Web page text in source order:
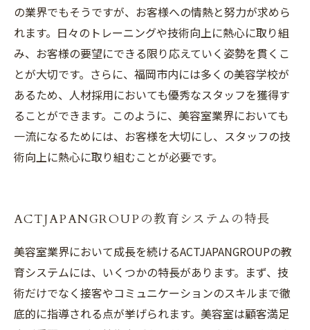
の業界でもそうですが、お客様への情熱と努力が求めら
れます。日々のトレーニングや技術向上に熱心に取り組
み、お客様の要望にできる限り応えていく姿勢を貫くこ
とが大切です。さらに、福岡市内には多くの美容学校が
あるため、人材採用においても優秀なスタッフを獲得す
ることができます。このように、美容室業界においても
一流になるためには、お客様を大切にし、スタッフの技
術向上に熱心に取り組むことが必要です。
ACTJAPANGROUPの教育システムの特長
美容室業界において成長を続けるACTJAPANGROUPの教
育システムには、いくつかの特長があります。まず、技
術だけでなく接客やコミュニケーションのスキルまで徹
底的に指導される点が挙げられます。美容室は顧客満足